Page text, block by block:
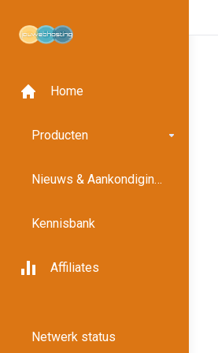
Home
Producten
Nieuws & Aankondigingen
Kennisbank
Affiliates
Netwerk status